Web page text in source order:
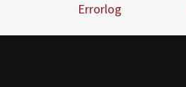
Errorlog